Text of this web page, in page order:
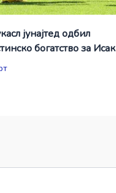
јунајтед одбил
богатство за Исак